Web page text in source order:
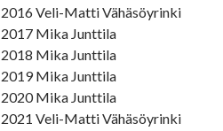
2016 Veli-Matti Vähäsöyrinki
2017 Mika Junttila
2018 Mika Junttila
2019 Mika Junttila
2020 Mika Junttila
2021 Veli-Matti Vähäsöyrinki